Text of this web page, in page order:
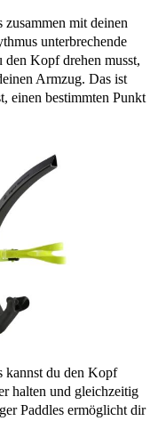
mit deinen
unterbrechende
Kopf drehen musst,
Armzug. Das ist
einen bestimmten Punkt
kannst du den Kopf
halten und gleichzeitig
Paddles ermöglicht dir